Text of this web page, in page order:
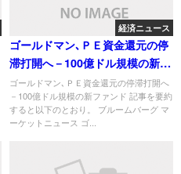
経済ニュース
ゴールドマン､ＰＥ資金還元の停
滞打開へ－100億ドル規模の新フ
ァンド
ゴールドマン､ＰＥ資金還元の停滞打開へ
－100億ドル規模の新ファンド 記事を要約
すると以下のとおり。 ブルームバーグ マ
ーケットニュース ゴ...